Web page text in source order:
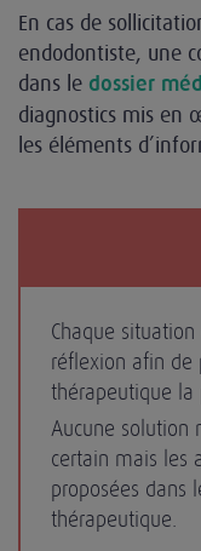
En cas de
endodontiste, une
dans le dossier
diagnostics mis en
les éléments
Chaque
réflexion afin de
thérapeutique la
Aucune solution
certain mais les
proposées dans
thérapeutique.